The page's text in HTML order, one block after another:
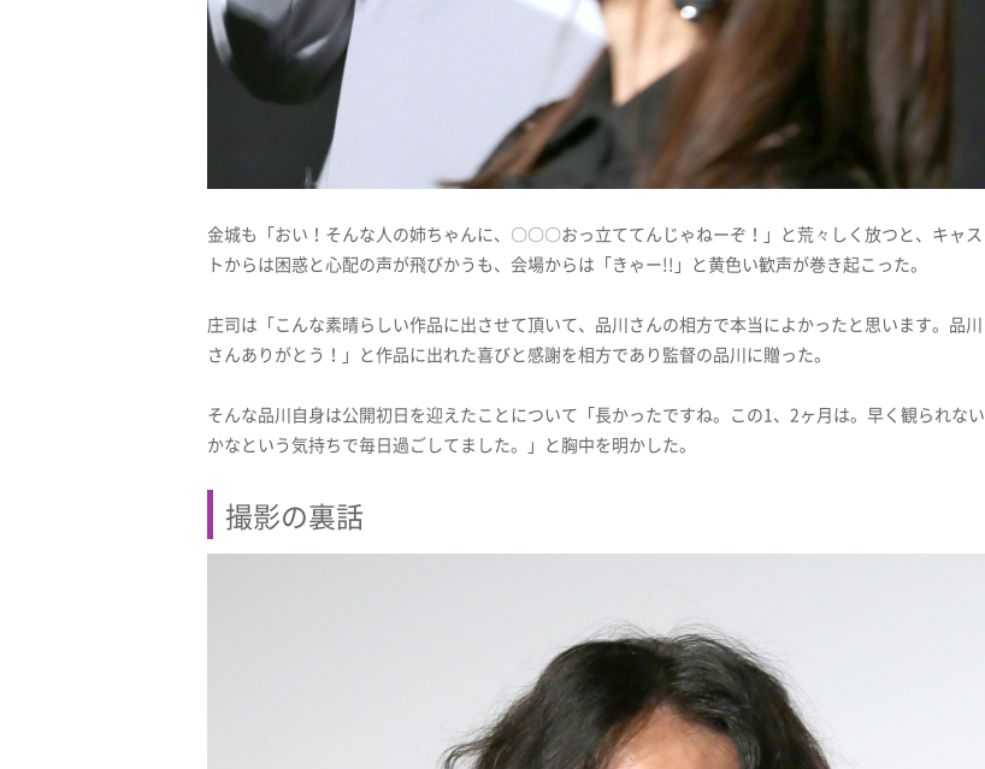
金城も「おい！そんな人の姉ちゃんに、〇〇〇おっ立ててんじゃねーぞ！」と荒々しく放つと、キャス
トからは困惑と心配の声が飛びかうも、会場からは「きゃー!!」と黄色い歓声が巻き起こった。
庄司は「こんな素晴らしい作品に出させて頂いて、品川さんの相方で本当によかったと思います。品川
さんありがとう！」と作品に出れた喜びと感謝を相方であり監督の品川に贈った。
そんな品川自身は公開初日を迎えたことについて「長かったですね。この1、2ヶ月は。早く観られない
かなという気持ちで毎日過ごしてました。」と胸中を明かした。
撮影の裏話